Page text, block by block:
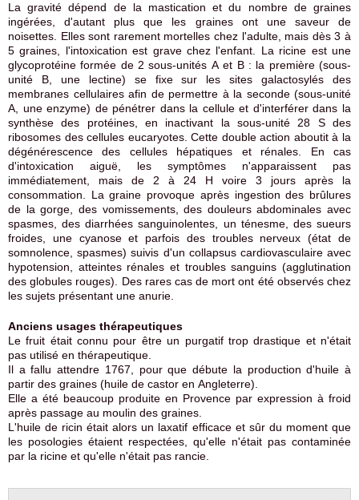
La gravité dépend de la mastication et du nombre de graines
ingérées, d'autant plus que les graines ont une saveur de
noisettes. Elles sont rarement mortelles chez l'adulte, mais dès 3 à
5 graines, l'intoxication est grave chez l'enfant. La ricine est une
glycoprotéine formée de 2 sous-unités A et B : la première (sous-
unité B, une lectine) se fixe sur les sites galactosylés des
membranes cellulaires afin de permettre à la seconde (sous-unité
A, une enzyme) de pénétrer dans la cellule et d'interférer dans la
synthèse des protéines, en inactivant la sous-unité 28 S des
ribosomes des cellules eucaryotes. Cette double action aboutit à la
dégénérescence des cellules hépatiques et rénales. En cas
d'intoxication aiguë, les symptômes n'apparaissent pas
immédiatement, mais de 2 à 24 H voire 3 jours après la
consommation. La graine provoque après ingestion des brûlures
de la gorge, des vomissements, des douleurs abdominales avec
spasmes, des diarrhées sanguinolentes, un ténesme, des sueurs
froides, une cyanose et parfois des troubles nerveux (état de
somnolence, spasmes) suivis d'un collapsus cardiovasculaire avec
hypotension, atteintes rénales et troubles sanguins (agglutination
des globules rouges). Des rares cas de mort ont été observés chez
les sujets présentant une anurie.
Anciens usages thérapeutiques
Le fruit était connu pour être un purgatif trop drastique et n'était
pas utilisé en thérapeutique.
Il a fallu attendre 1767, pour que débute la production d'huile à
partir des graines (huile de castor en Angleterre).
Elle a été beaucoup produite en Provence par expression à froid
après passage au moulin des graines.
L'huile de ricin était alors un laxatif efficace et sûr du moment que
les posologies étaient respectées, qu'elle n'était pas contaminée
par la ricine et qu'elle n'était pas rancie.